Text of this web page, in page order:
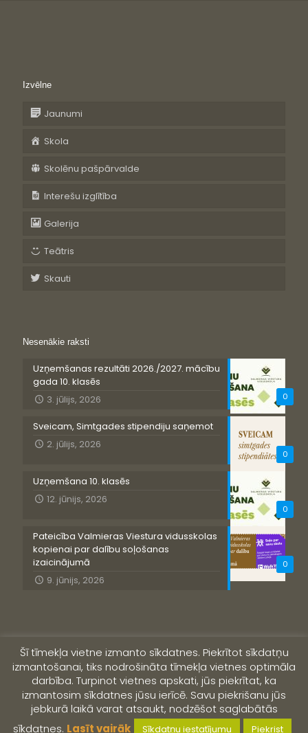
Izvēlne
Jaunumi
Skola
Skolēnu pašpārvalde
Interešu izglītība
Galerija
Teātris
Skauti
Nesenākie raksti
0
Uzņemšanas rezultāti 2026./2027. mācību
gada 10. klasēs
3. jūlijs, 2026
0
Sveicam, Simtgades stipendiju saņemot
2. jūlijs, 2026
0
Uzņemšana 10. klasēs
12. jūnijs, 2026
0
Pateicība Valmieras Viestura vidusskolas
kopienai par dalību soļošanas
izaicinājumā
9. jūnijs, 2026
© 2019 Valmieras Viestura vidusskola
Šī tīmekļa vietne izmanto sīkdatnes. Piekrītot sīkdatņu
izmantošanai, tiks nodrošināta tīmekļa vietnes optimāla
darbība. Turpinot vietnes apskati, jūs piekrītat, ka
izmantosim sīkdatnes jūsu ierīcē. Savu piekrišanu jūs
jebkurā laikā varat atsaukt, nodzēšot saglabātās
sīkdatnes. Lasīt vairāk Sīkdatņu iestatījumu Piekrist